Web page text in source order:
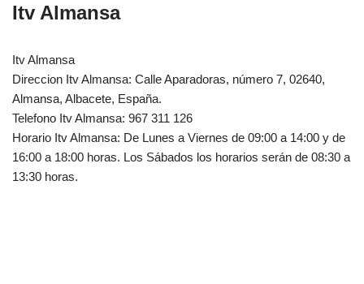
Itv Almansa
Itv Almansa
Direccion Itv Almansa: Calle Aparadoras, número 7, 02640,
Almansa, Albacete, España.‎‎
Telefono Itv Almansa: 967 311 126
Horario Itv Almansa: De Lunes a Viernes de 09:00 a 14:00 y de
16:00 a 18:00 horas. Los Sábados los horarios serán de 08:30 a
13:30 horas.